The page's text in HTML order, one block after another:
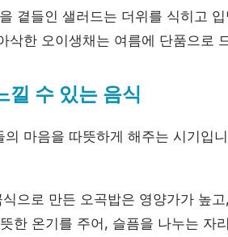
곁들인 샐러드는 더위를 식히고
삭한 오이생채는 여름에 단품으로
낄 수 있는 음식
마음을 따뜻하게 해주는 시기입
으로 만든 오곡밥은 영양가가 높
한 온기를 주어, 슬픔을 나누는 자